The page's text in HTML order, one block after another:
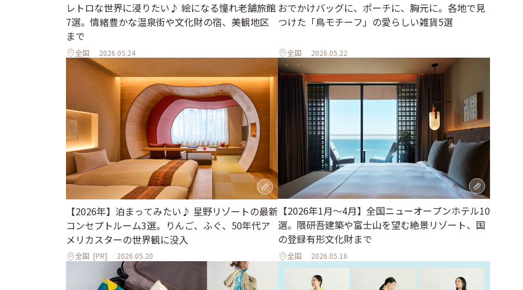
レトロな世界に浸りたい♪ 絵になる憧れ老舗旅館
7選。情緒豊かな温泉街や文化財の宿、美観地区
まで
全国 2026.05.24
おでかけバッグに、ポーチに、胸元に。各地で見
つけた「鳥モチーフ」の愛らしい雑貨5選
全国 2026.05.22
【2026年】泊まってみたい♪ 星野リゾートの最新
コンセプトルーム3選。りんご、ふぐ、50年代ア
メリカスターの世界観に没入
全国 [PR] 2026.05.20
【2026年1月～4月】全国ニューオープンホテル10
選。隈研吾建築や富士山を望む絶景リゾート、国
の登録有形文化財まで
全国 2026.05.16